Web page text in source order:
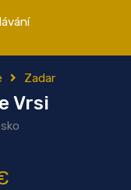
Zadar
Vrsi